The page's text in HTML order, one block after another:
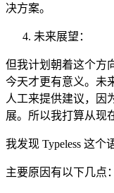
决方案。
未来展望：
但我计划朝着这个方
今天才更有意义。未
人工来提供建议，因
展。所以我打算从现
我发现 Typeless 这个
主要原因有以下几点：